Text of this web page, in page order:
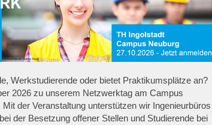
Werkstudierende oder bietet Praktikumsplätze an?
2026 zu unserem Netzwerktag am Campus
der Veranstaltung unterstützen wir Ingenieurbüros
der Besetzung offener Stellen und Studierende bei